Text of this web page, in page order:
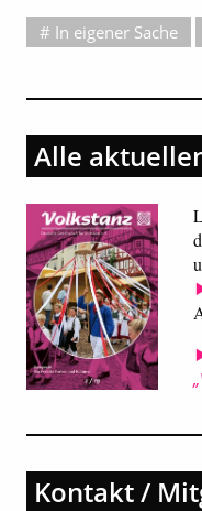
In eigener Sache
Alle
Kontakt /